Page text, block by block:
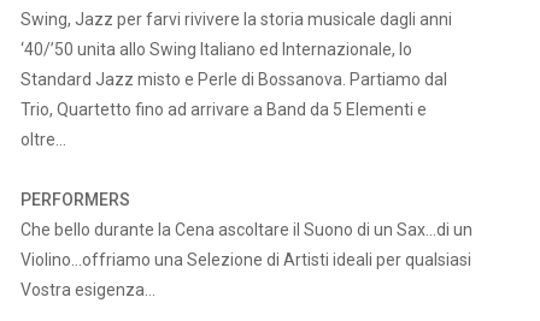
Swing, Jazz per farvi rivivere la storia musicale dagli anni
‘40/’50 unita allo Swing Italiano ed Internazionale, lo
Standard Jazz misto e Perle di Bossanova. Partiamo dal
Trio, Quartetto fino ad arrivare a Band da 5 Elementi e
oltre…
PERFORMERS
Che bello durante la Cena ascoltare il Suono di un Sax…di un
Violino…offriamo una Selezione di Artisti ideali per qualsiasi
Vostra esigenza…